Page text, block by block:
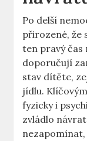
Po delší
přirozené, že
ten pravý čas
doporučují
stav dítěte,
jídlu.
fyzicky i
zvládlo